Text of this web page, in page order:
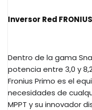
Inversor Red
Dentro de la gama
potencia entre 3,0 y
Fronius Primo es el
necesidades de
MPPT y su innovador